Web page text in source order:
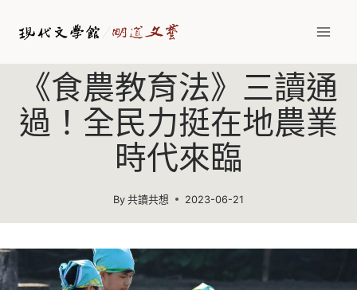
《食農教育法》三讀通
過！全民力挺在地農業
時代來臨
By 共讀共想 2023-06-21